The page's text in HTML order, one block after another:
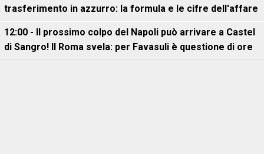
trasferimento in azzurro: la formula e le cifre dell'affare
12:00 - Il prossimo colpo del Napoli può arrivare a Castel
di Sangro! Il Roma svela: per Favasuli è questione di ore